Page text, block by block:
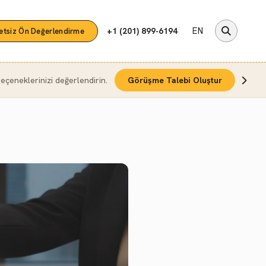
Ön Değerlendirme +1 (201) 899-6194 EN
değerlendirin. Görüşme Talebi Oluştur